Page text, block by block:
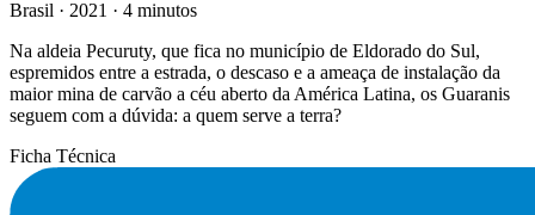
Brasil · 2021 · 4 minutos
Na aldeia Pecuruty, que fica no município de Eldorado do Sul,
espremidos entre a estrada, o descaso e a ameaça de instalação da
maior mina de carvão a céu aberto da América Latina, os Guaranis
seguem com a dúvida: a quem serve a terra?
Ficha Técnica